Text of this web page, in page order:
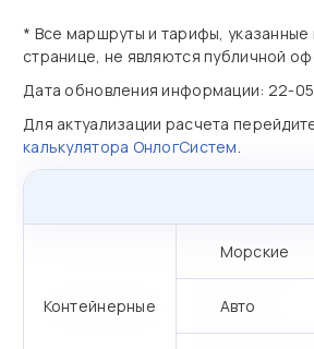
* Все маршруты и тарифы, указанные
странице, не являются публичной
Дата обновления информации: 22-
Для актуализации расчета
калькулятора ОнлогСистем.
Контейнерные
Морские
Авто